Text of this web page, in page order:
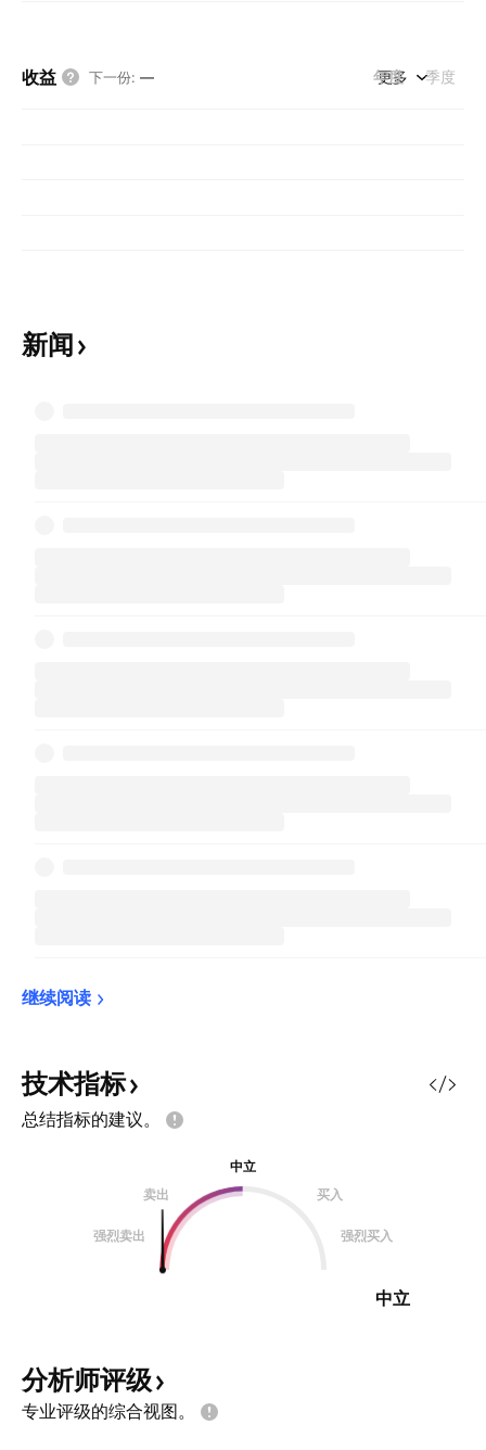
收益 下一份: — 年度 季度
更多
新闻
继续阅读
技术指标
总结指标的建议。
中立
卖出
买入
强烈卖出 强烈买入
中立
分析师评级
专业评级的综合视图。